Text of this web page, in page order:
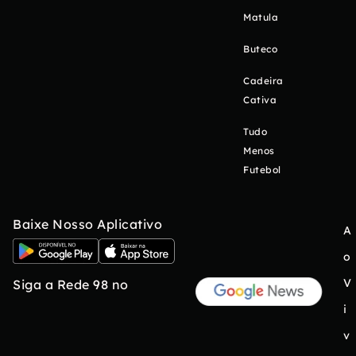
Matula
Buteco
Cadeira
Cativa
Tudo
Menos
Futebol
Baixe Nosso Aplicativo
Siga a Rede 98 no
A
o
V
i
v